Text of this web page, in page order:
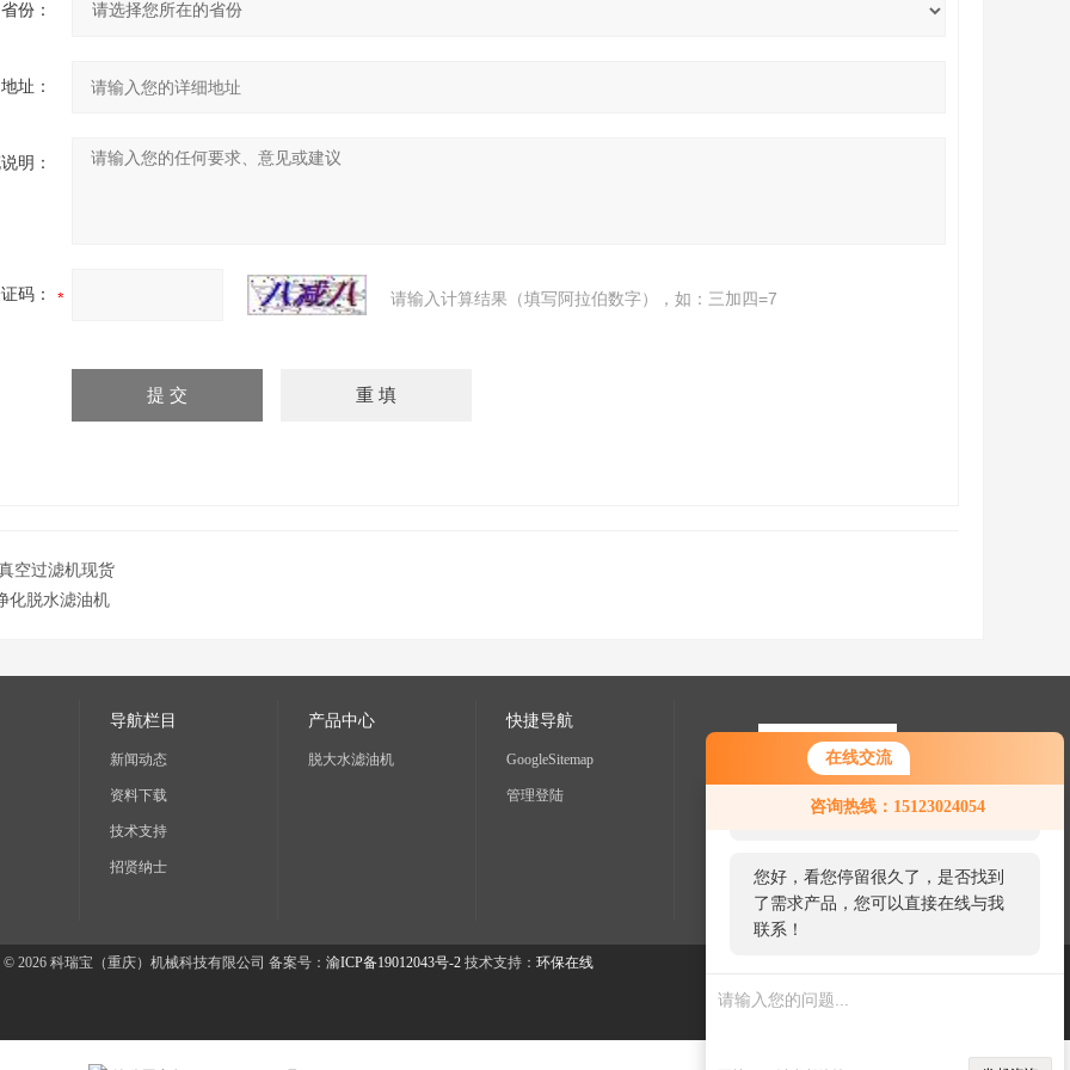
在线交流
咨询热线：15123024054
您好！欢迎前来咨询，很高兴为您
服务，请问您要咨询什么问题呢？
您好，看您停留很久了，是否找到
了需求产品，您可以直接在线与我
联系！
省份：
址：
明：
码： 请输入计算结果（填写阿拉伯数字），如：三加四=7
空过滤机现货
化脱水滤油机
导航栏目
新闻动态
资料下载
技术支持
招贤纳士
产品中心
脱大水滤油机
快捷导航
GoogleSitemap
管理登陆
2026 科瑞宝（重庆）机械科技有限公司 备案号： 渝ICP备19012043号-2技术支持： 环保在线